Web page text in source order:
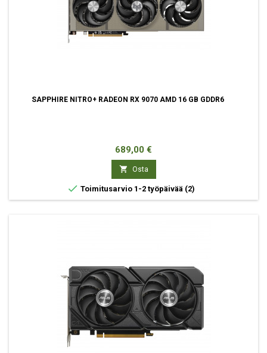
SAPPHIRE NITRO+ RADEON RX 9070 AMD 16 GB GDDR6
Hinta
689,00 €
 Osta
 Toimitusarvio 1-2 työpäivää (2)